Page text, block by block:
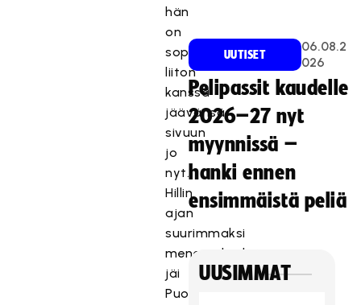
hän
on
sopinut
liiton
kanssa
jäävänsä
sivuun
jo
nyt.
Hillin
ajan
suurimmaksi
menestykseksi
jäi
Puolan
UUTISET
06.08.2
026
Pelipassit kaudelle
2026–27 nyt
myynnissä –
hanki ennen
ensimmäistä peliä
UUSIMMAT